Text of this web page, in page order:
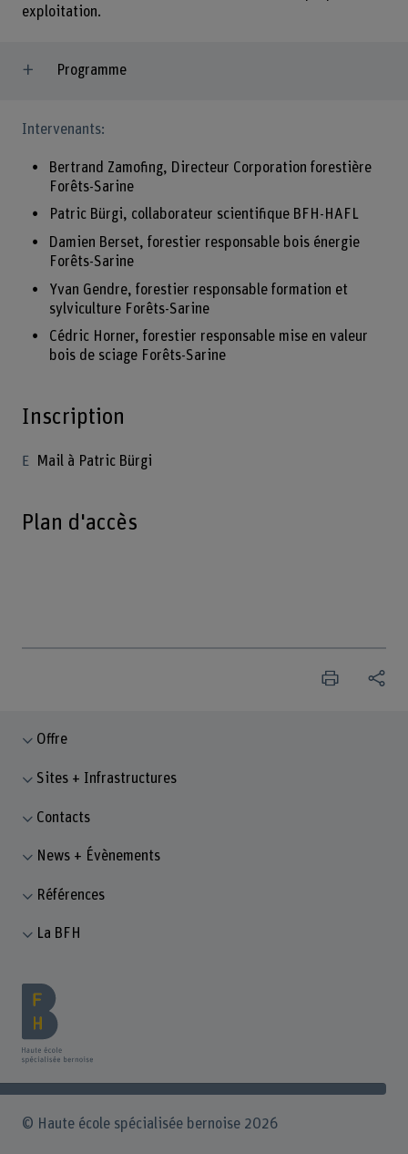
exploitation.
Programme
Intervenants:
Bertrand Zamofing, Directeur Corporation forestière
Forêts-Sarine
Patric Bürgi, collaborateur scientifique BFH-HAFL
Damien Berset, forestier responsable bois énergie
Forêts-Sarine
Yvan Gendre, forestier responsable formation et
sylviculture Forêts-Sarine
Cédric Horner, forestier responsable mise en valeur
bois de sciage Forêts-Sarine
Inscription
Mail à Patric Bürgi
Plan d'accès
Offre
Sites + Infrastructures
Contacts
News + Évènements
Références
La BFH
© Haute école spécialisée bernoise 2026